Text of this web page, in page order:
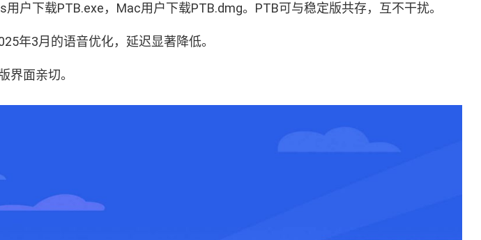
户下载PTB.exe，Mac用户下载PTB.dmg。PTB可与稳定版共存，互不干扰。
年3月的语音优化，延迟显著降低。
界面亲切。